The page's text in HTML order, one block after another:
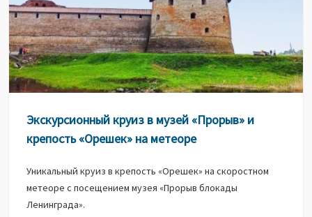
Экскурсионный круиз в музей «Прорыв» и
крепость «Орешек» на метеоре
Уникальный круиз в крепость «Орешек» на скоростном
метеоре с посещением музея «Прорыв блокады
Ленинграда».